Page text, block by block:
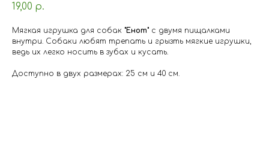
19,00 р.
Мягкая игрушка для собак "Енот" с двумя пищалками
внутри. Собаки любят трепать и грызть мягкие игрушки,
ведь их легко носить в зубах и кусать.
Доступно в двух размерах: 25 см и 40 см.